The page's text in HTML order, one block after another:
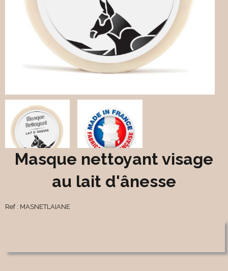
Masque nettoyant visage
au lait d'ânesse
Ref : MASNETLAIANE